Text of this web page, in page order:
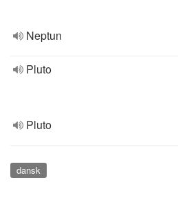
Neptun
Pluto
Pluto
dansk